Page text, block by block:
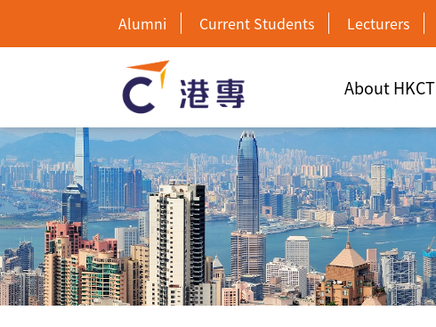
Alumni Current Students Lecturers
About HKCT